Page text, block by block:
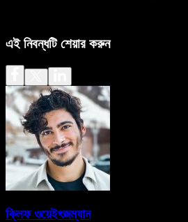
এই নিবন্ধটি শেয়ার করুন
ক্লিফ ওয়েইৎজম্যান